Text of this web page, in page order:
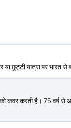
छुट्टी यात्रा पर भारत
कवर करती है। 75